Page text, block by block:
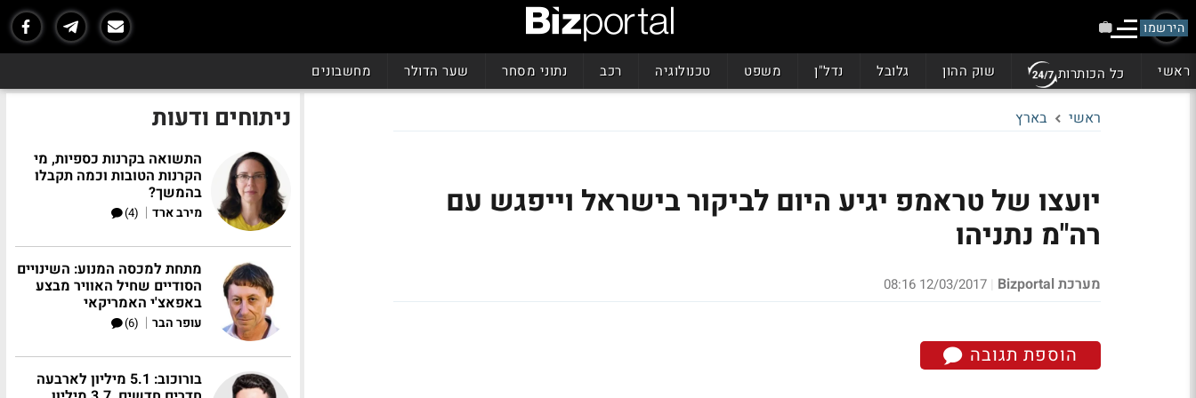
הירשמו
ראשי כל הכותרות שוק ההון גלובל נדל"ן משפט טכנולוגיה רכב נתוני מסחר שער הדולר מחשבונים
ראשי בארץ
יועצו של טראמפ יגיע היום לביקור בישראל וייפגש עם
רה"מ נתניהו
מערכת Bizportal |
12/03/2017 08:16
הוספת תגובה
ניתוחים ודעות
התשואה בקרנות כספיות, מי
הקרנות הטובות וכמה תקבלו
בהמשך?
מירב ארד |
(4)
מתחת למכסה המנוע: השינויים
הסודיים שחיל האוויר מבצע
באפאצ'י האמריקאי
עופר הבר |
(6)
בורוכוב: 5.1 מיליון לארבעה